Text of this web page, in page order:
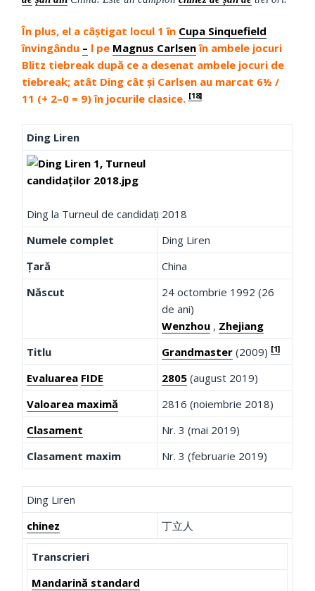
În plus, el a câștigat locul 1 în Cupa Sinquefield
învingându – l pe Magnus Carlsenîn ambele jocuri
Blitz tiebreak după ce a desenat ambele jocuri de
tiebreak; atât Ding cât și Carlsen au marcat 6½ /
11 (+ 2–0 = 9) în jocurile clasice. [18]
Ding Liren
Ding la Turneul de candidați 2018
Numele complet
Ding Liren
Țară
China
Născut
24 octombrie 1992(26
de ani)
Wenzhou , Zhejiang
Titlu
Grandmaster (2009)[1]
Evaluarea FIDE 2805 (august 2019)
Valoarea maximă
2816 (noiembrie 2018)
Clasament
Nr. 3 (mai 2019)
Clasament maxim
Nr. 3 (februarie 2019)
Ding Liren
chinez
丁立人
Transcrieri
Mandarină standard